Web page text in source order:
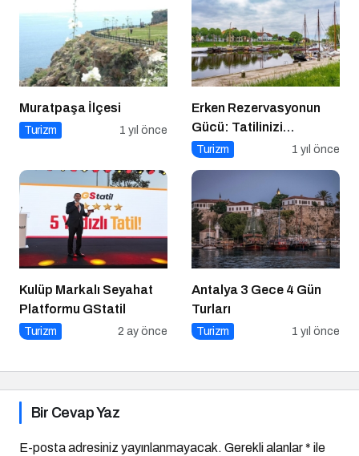
Muratpaşa İlçesi
Turizm 1 yıl önce
Erken Rezervasyonun
Gücü: Tatilinizi
Planlayın, Avantajları
Turizm 1 yıl önce
Kulüp Markalı Seyahat
Platformu GStatil
Turizm 2 ay önce
Antalya 3 Gece 4 Gün
Turları
Turizm 1 yıl önce
Bir Cevap Yaz
E-posta adresiniz yayınlanmayacak. Gerekli alanlar* ile